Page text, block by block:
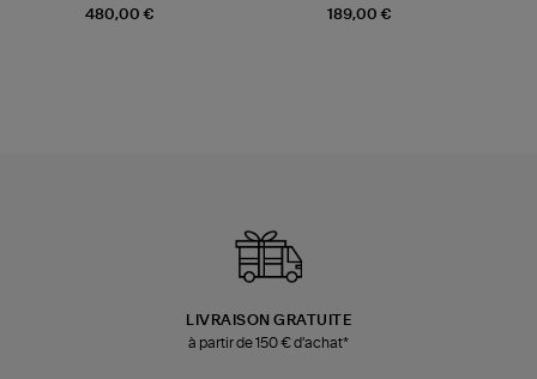
480,00 €
Champagne
189,00 €
Mousse
LIVRAISON GRATUITE
à partir de 150 € d'achat*